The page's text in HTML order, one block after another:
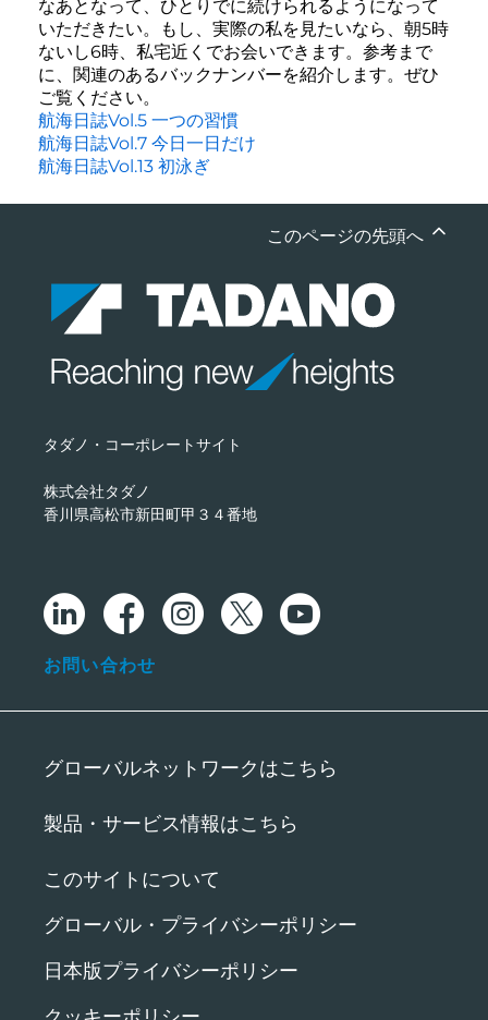
なあとなって、ひとりでに続けられるようになって
いただきたい。もし、実際の私を見たいなら、朝5時
ないし6時、私宅近くでお会いできます。参考まで
に、関連のあるバックナンバーを紹介します。ぜひ
ご覧ください。
航海日誌Vol.5 一つの習慣
航海日誌Vol.7 今日一日だけ
航海日誌Vol.13 初泳ぎ
このページの先頭へ
タダノ・コーポレートサイト
株式会社タダノ
香川県高松市新田町甲３４番地
お問い合わせ
グローバルネットワークはこちら
製品・サービス情報はこちら
このサイトについて
グローバル・プライバシーポリシー
日本版プライバシーポリシー